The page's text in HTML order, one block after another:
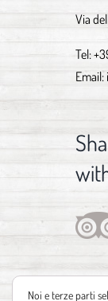
Via
Tel:
Email:
Noi e terze parti